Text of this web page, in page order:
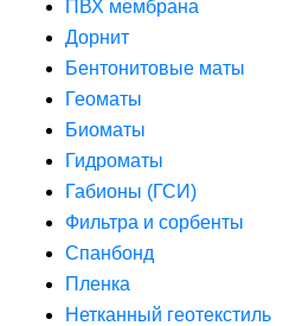
ПВХ мембрана
Дорнит
Бентонитовые маты
Геоматы
Биоматы
Гидроматы
Габионы (ГСИ)
Фильтра и сорбенты
Спанбонд
Пленка
Нетканный геотекстиль